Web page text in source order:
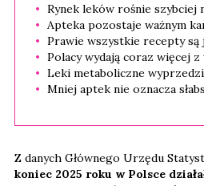
Rynek leków rośnie szybciej
Apteka pozostaje ważnym
Prawie wszystkie recepty
Polacy wydają coraz więcej z
Leki metaboliczne
Mniej aptek nie oznacza
Z danych Głównego Urzędu
koniec 2025 roku w Polsce